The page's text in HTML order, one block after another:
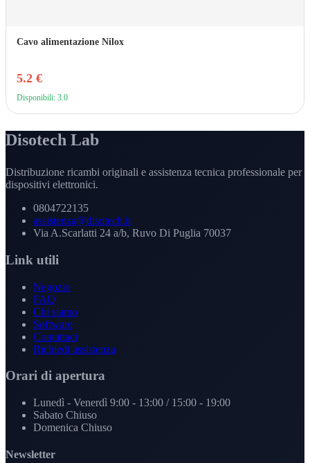
Cavo alimentazione Nilox
5.2 €
Disponibili: 3.0
Disotech Lab
Distribuzione ricambi originali e assistenza tecnica professionale per
dispositivi elettronici.
0804722135
assistenza@disotech.it
Via A.Scarlatti 24 a/b, Ruvo Di Puglia 70037
Link utili
Negozio
FAQ
Chi siamo
Software
Contattaci
Richiedi assistenza
Orari di apertura
Lunedì - Venerdì 9:00 - 13:00 / 15:00 - 19:00
Sabato Chiuso
Domenica Chiuso
Newsletter